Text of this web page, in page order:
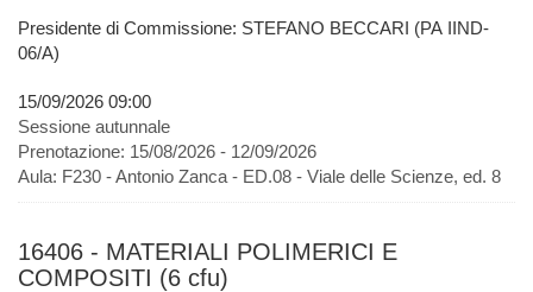
Presidente di Commissione: STEFANO BECCARI (PA IIND-
06/A)
15/09/2026 09:00
Sessione autunnale
Prenotazione: 15/08/2026 - 12/09/2026
Aula: F230 - Antonio Zanca - ED.08 - Viale delle Scienze, ed. 8
16406 - MATERIALI POLIMERICI E
COMPOSITI (6 cfu)